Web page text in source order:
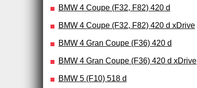
BMW 4 Coupe (F32, F82) 420 d
BMW 4 Coupe (F32, F82) 420 d xDrive
BMW 4 Gran Coupe (F36) 420 d
BMW 4 Gran Coupe (F36) 420 d xDrive
BMW 5 (F10) 518 d